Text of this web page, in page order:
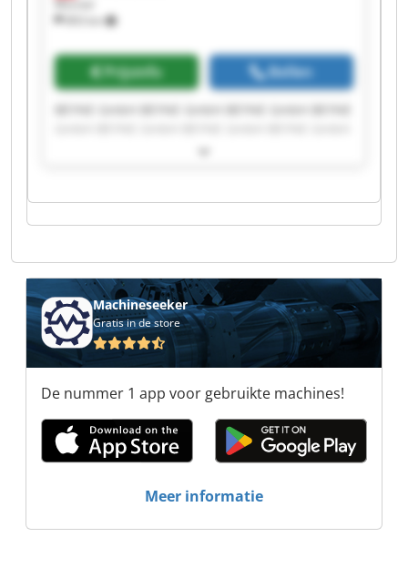
Mürztal
893 km
Prijsinfo Bellen
BEYNE GmbH BEYNE GmbH BEYNE GmbH BEYNE
GmbH BEYNE GmbH BEYNE GmbH
Machineseeker
Gratis in de store
De nummer 1 app voor gebruikte machines!
Meer informatie